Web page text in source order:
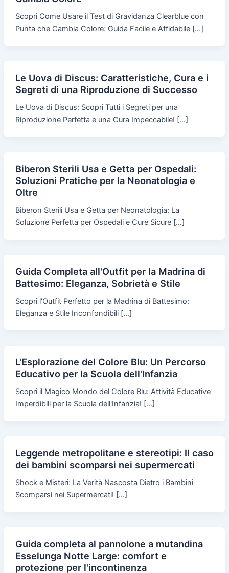
Scopri Come Usare il Test di Gravidanza Clearblue con
Punta che Cambia Colore: Guida Facile e Affidabile […]
Le Uova di Discus: Caratteristiche, Cura e i
Segreti di una Riproduzione di Successo
Le Uova di Discus: Scopri Tutti i Segreti per una
Riproduzione Perfetta e una Cura Impeccabile! […]
Biberon Sterili Usa e Getta per Ospedali:
Soluzioni Pratiche per la Neonatologia e
Oltre
Biberon Sterili Usa e Getta per Neonatologia: La
Soluzione Perfetta per Ospedali e Cure Sicure […]
Guida Completa all'Outfit per la Madrina di
Battesimo: Eleganza, Sobrietà e Stile
Scopri l'Outfit Perfetto per la Madrina di Battesimo:
Eleganza e Stile Inconfondibili […]
L'Esplorazione del Colore Blu: Un Percorso
Educativo per la Scuola dell'Infanzia
Scopri il Magico Mondo del Colore Blu: Attività Educative
Imperdibili per la Scuola dell'Infanzia! […]
Leggende metropolitane e stereotipi: Il caso
dei bambini scomparsi nei supermercati
Shock e Misteri: La Verità Nascosta Dietro i Bambini
Scomparsi nei Supermercati! […]
Guida completa al pannolone a mutandina
Esselunga Notte Large: comfort e
protezione per l'incontinenza